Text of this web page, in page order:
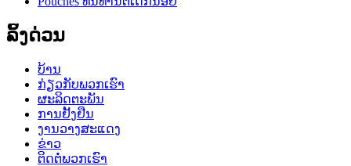
ລິ້ງດ່ວນ
ບ້ານ
ກ່ຽວ​ກັບ​ພວກ​ເຮົາ
ຜະລິດຕະພັນ
ການຢັ້ງຢືນ
ງານວາງສະແດງ
ຂ່າວ
ຕິດ​ຕໍ່​ພວກ​ເຮົາ